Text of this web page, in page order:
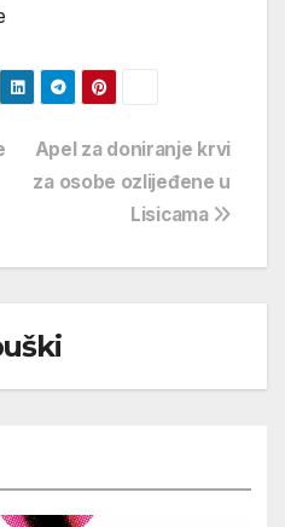
Apel za doniranje krvi
za osobe ozlijeđene u
Lisicama